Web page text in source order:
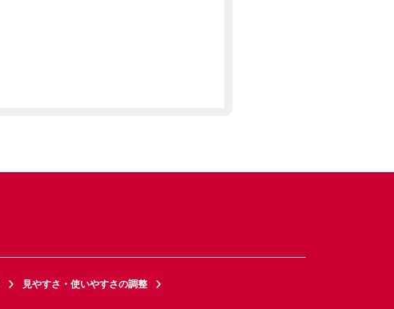
見やすさ・使いやすさの調整